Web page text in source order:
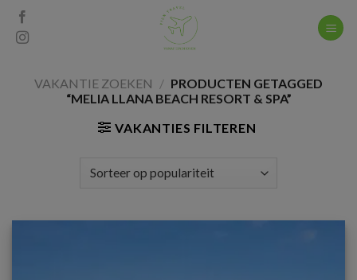
Skip
content
VAKANTIE ZOEKEN / PRODUCTEN GETAGGED
“MELIA LLANA BEACH RESORT & SPA”
VAKANTIES FILTEREN